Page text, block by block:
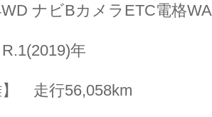
ナビBカメラETC電格
年
】 走行56,058km